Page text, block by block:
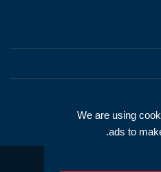
We are using
ads to